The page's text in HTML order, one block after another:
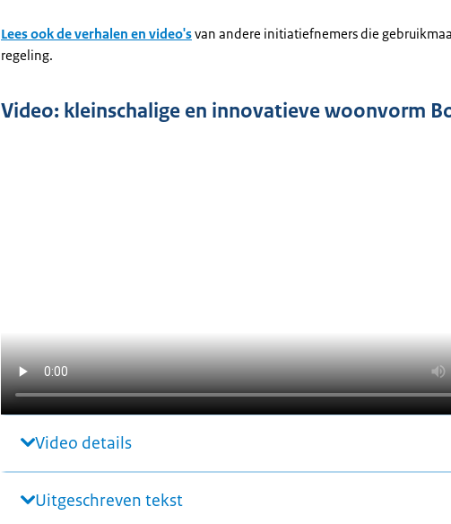
Lees ook de verhalen en video'svan andere initiatiefnemers die
regeling.
Video: kleinschalige en innovatieve woonvorm
Video details
Uitgeschreven tekst